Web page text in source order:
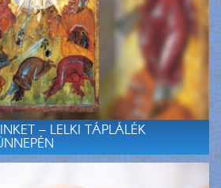
– LELKI TÁPLÁLÉK